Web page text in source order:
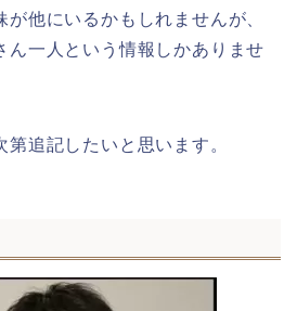
が他にいるかもしれませんが、
ん一人という情報しかありませ
追記したいと思います。